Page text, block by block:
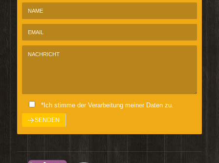
*Ich stimme der Verarbeitung meiner Daten zu.